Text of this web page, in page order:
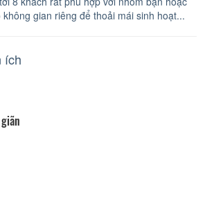
gian riêng để thoải mái sinh hoạt...
ích